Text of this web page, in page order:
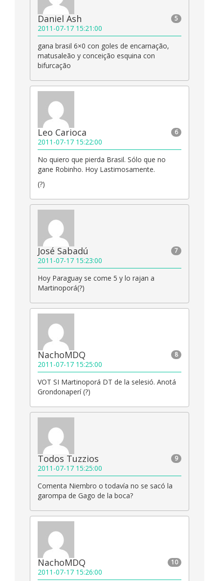
5
Daniel Ash
2011-07-17 15:21:00
gana brasil 6×0 con goles de encarnação,
matusaleão y conceição esquina con
bifurcação
6
Leo Carioca
2011-07-17 15:22:00
No quiero que pierda Brasil. Sólo que no
gane Robinho. Hoy Lastimosamente.
(?)
7
José Sabadú
2011-07-17 15:23:00
Hoy Paraguay se come 5 y lo rajan a
Martinoporá(?)
8
NachoMDQ
2011-07-17 15:25:00
VOT SI Martinoporá DT de la selesió. Anotá
Grondonaperí (?)
9
Todos Tuzzios
2011-07-17 15:25:00
Comenta Niembro o todavía no se sacó la
garompa de Gago de la boca?
10
NachoMDQ
2011-07-17 15:26:00